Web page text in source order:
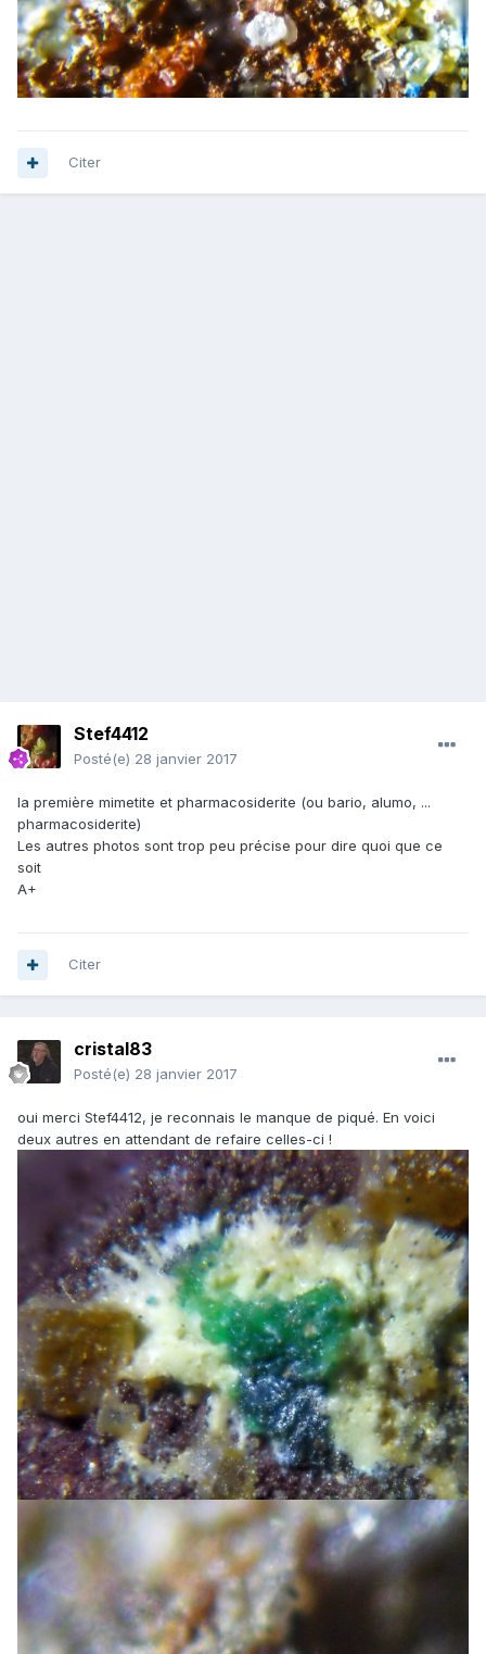
Citer
Stef4412
Posté(e) 28 janvier 2017
la première mimetite et pharmacosiderite (ou bario, alumo, ...
pharmacosiderite)
Les autres photos sont trop peu précise pour dire quoi que ce
soit
A+
Citer
cristal83
Posté(e) 28 janvier 2017
oui merci Stef4412, je reconnais le manque de piqué. En voici
deux autres en attendant de refaire celles-ci !